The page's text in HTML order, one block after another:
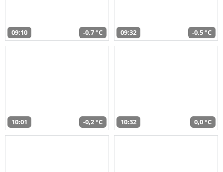
09:10 -0,7 °C 09:32 -0,5 °C
10:01 -0,2 °C 10:32 0,0 °C